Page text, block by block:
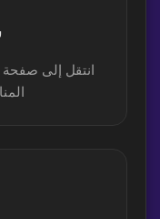
انتقل إلى